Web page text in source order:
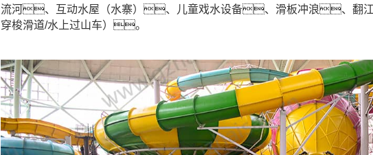
流河、互动水屋（水寨）、儿童戏水设备、滑板冲浪、翻江
穿梭滑道/水上过山车）。